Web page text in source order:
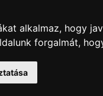
alkalmaz, hogy
forgalmát,